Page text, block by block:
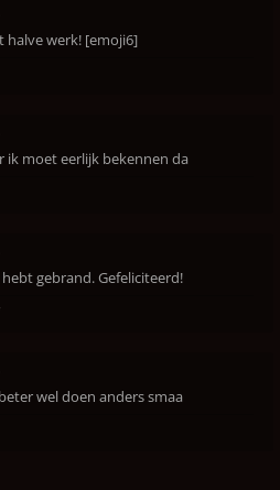
halve werk! [emoji6]
ik moet eerlijk bekennen da
gebrand. Gefeliciteerd!
wel doen anders smaa